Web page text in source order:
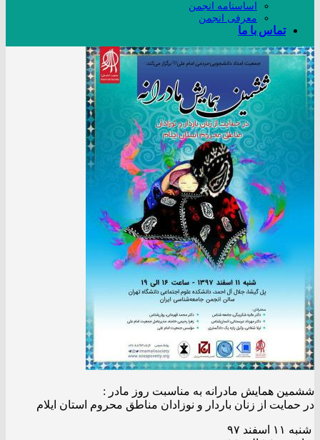
اساسنامه انجمن
معرفی انجمن
تماس با ما
ششمین همایش مادرانه به مناسبت روز مادر :
در حمایت از زنان باردار و نوزادان مناطق محروم استان ایلام
شنبه ۱۱ اسفند ۹۷